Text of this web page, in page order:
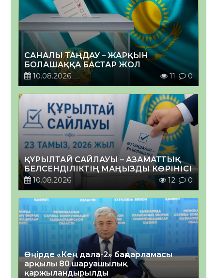
САНАЛЫ ТАҢДАУ – ЖАРҚЫН
БОЛАШАҚҚА БАСТАР ЖОЛ
10.08.2026
11 0
ҚҰРЫЛТАЙ САЙЛАУЫ – АЗАМАТТЫҚ
БЕЛСЕНДІЛІКТІҢ МАҢЫЗДЫ КӨРІНІСІ
10.08.2026
12 0
Өңірде «Кең дала-2» бағдарламасы
арқылы 80 шаруашылық
қаржыландырылды